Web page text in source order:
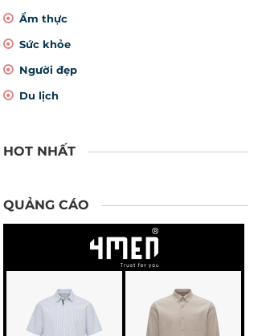
Ẩm thực
Sức khỏe
Người đẹp
Du lịch
HOT NHẤT
QUẢNG CÁO